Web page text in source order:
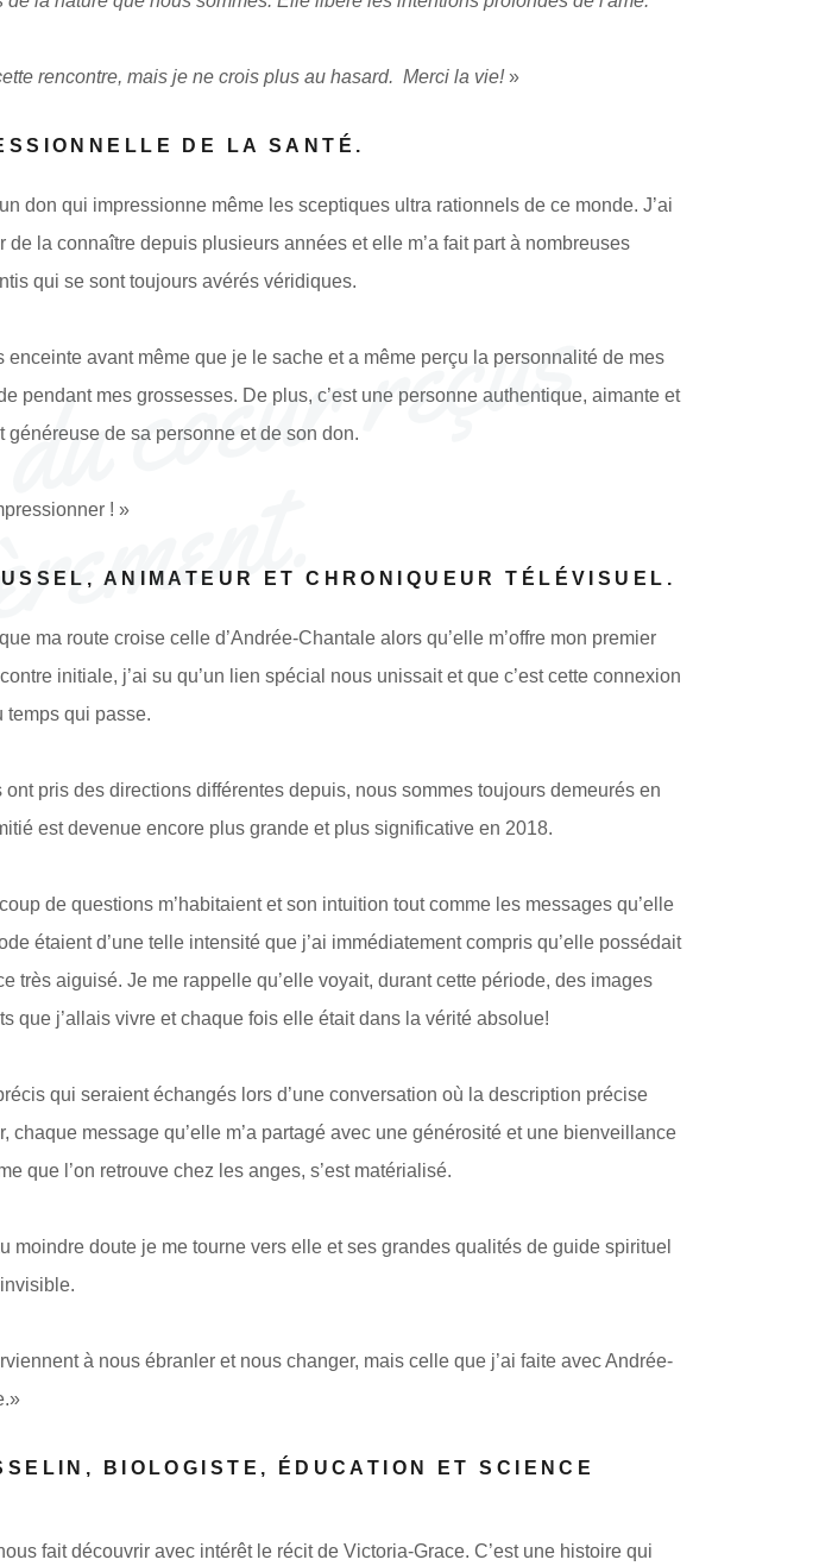
rencontre, mais je ne crois plus au hasard. Merci la vie!»
DE LA SANTÉ.
don qui impressionne même les sceptiques ultra rationnels de ce monde. J’ai
de la connaître depuis plusieurs années et elle m’a fait part à nombreuses
qui se sont toujours avérés véridiques.
enceinte avant même que je le sache et a même perçu la personnalité de mes
pendant mes grossesses. De plus, c’est une personne authentique, aimante et
généreuse de sa personne et de son don.
! »
ANIMATEUR ET CHRONIQUEUR TÉLÉVISUEL.
ma route croise celle d’Andrée-Chantale alors qu’elle m’offre mon premier
initiale, j’ai su qu’un lien spécial nous unissait et que c’est cette connexion
temps qui passe.
ont pris des directions différentes depuis, nous sommes toujours demeurés en
est devenue encore plus grande et plus significative en 2018.
de questions m’habitaient et son intuition tout comme les messages qu’elle
étaient d’une telle intensité que j’ai immédiatement compris qu’elle possédait
très aiguisé. Je me rappelle qu’elle voyait, durant cette période, des images
que j’allais vivre et chaque fois elle était dans la vérité absolue!
qui seraient échangés lors d’une conversation où la description précise
chaque message qu’elle m’a partagé avec une générosité et une bienveillance
que l’on retrouve chez les anges, s’est matérialisé.
moindre doute je me tourne vers elle et ses grandes qualités de guide spirituel
à nous ébranler et nous changer, mais celle que j’ai faite avec Andrée-
BIOLOGISTE, ÉDUCATION ET SCIENCE
fait découvrir avec intérêt le récit de Victoria-Grace. C’est une histoire qui